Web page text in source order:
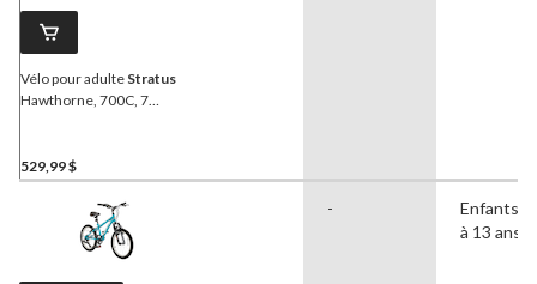
Vélo pour adulte Stratus
Hawthorne, 700C, 7
529,99 $
-
Enfants (5
à 13 ans)